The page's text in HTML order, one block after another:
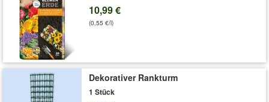
Kübel, Beet & Garten. (Eucalyptus gunnii ,,Azura") Lieferung im
Kunststoff-Topf.
Art.-Nr.:7009875
Liefergröße:15 cm-Topf, ca. 30-40 cm hoch
'Winterharter Eukalyptus 'Azura®' im XXL-Topf'
10,99 €
(0,55 €/l)
Dekorativer Rankturm
1 Stück